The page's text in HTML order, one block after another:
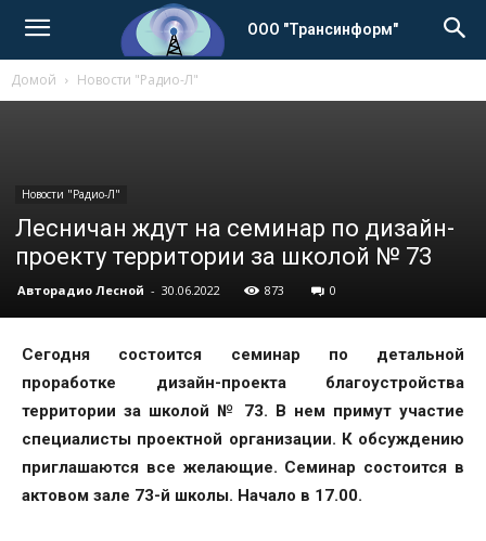
ООО "Трансинформ"
Домой Новости "Радио-Л"
Новости "Радио-Л"
Лесничан ждут на семинар по дизайн-
проекту территории за школой № 73
Авторадио Лесной - 30.06.2022 873 0
Сегодня состоится семинар по детальной
проработке дизайн-проекта благоустройства
территории за школой № 73. В нем примут участие
специалисты проектной организации. К обсуждению
приглашаются все желающие. Семинар состоится в
актовом зале 73-й школы. Начало в 17.00.